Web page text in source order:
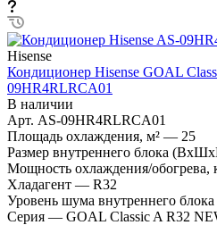
Hisense
Кондиционер Hisense GOAL
09HR4RLRCA01
В наличии
Арт. AS-09HR4RLRCA01
Площадь охлаждения, м² — 25
Размер внутреннего блока
Мощность охлаждения/обогрева,
Хладагент — R32
Уровень шума внутреннего блока
Серия — GOAL Classic A R32